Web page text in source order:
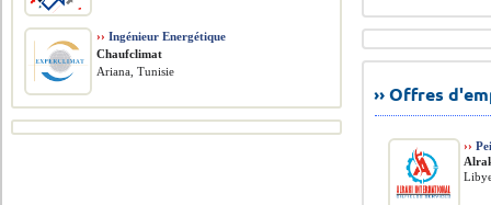
›› Offres
››
›› Ingénieur Energétique
Chaufclimat
Ariana, Tunisie